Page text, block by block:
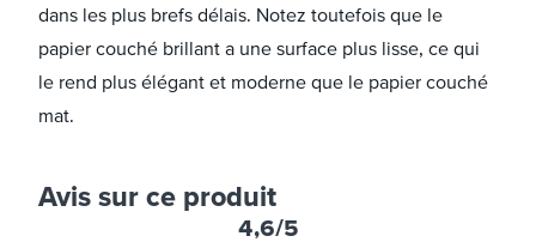
dans les plus brefs délais. Notez toutefois que le
papier couché brillant a une surface plus lisse, ce qui
le rend plus élégant et moderne que le papier couché
mat.
Avis sur ce produit
4,6/5